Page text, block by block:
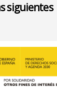
siguientes